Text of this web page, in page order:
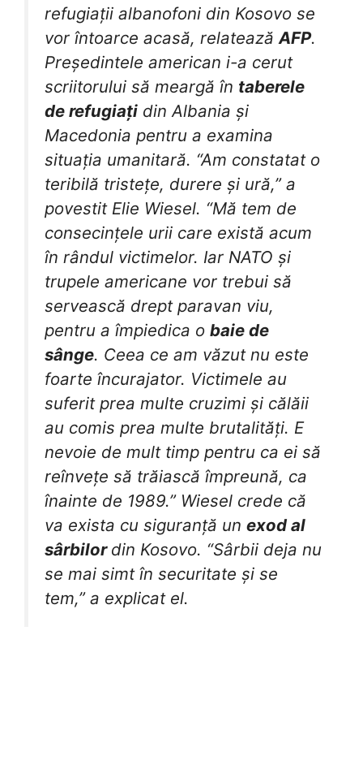
refugiații albanofoni din Kosovo se
vor întoarce acasă, relatează AFP.
Președintele american i-a cerut
scriitorului să meargă în taberele
de refugiați din Albania și
Macedonia pentru a examina
situația umanitară. “Am constatat o
teribilă tristețe, durere și ură,” a
povestit Elie Wiesel. “Mă tem de
consecințele urii care există acum
în rândul victimelor. Iar NATO și
trupele americane vor trebui să
servească drept paravan viu,
pentru a împiedica o baie de
sânge. Ceea ce am văzut nu este
foarte încurajator. Victimele au
suferit prea multe cruzimi și călăii
au comis prea multe brutalități. E
nevoie de mult timp pentru ca ei să
reînvețe să trăiască împreună, ca
înainte de 1989.” Wiesel crede că
va exista cu siguranță un exod al
sârbilor din Kosovo. “Sârbii deja nu
se mai simt în securitate și se
tem,” a explicat el.